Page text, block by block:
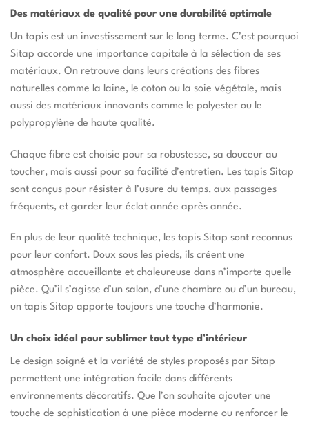
Des matériaux de qualité pour une durabilité optimale
Un tapis est un investissement sur le long terme. C’est pourquoi
Sitap accorde une importance capitale à la sélection de ses
matériaux. On retrouve dans leurs créations des fibres
naturelles comme la laine, le coton ou la soie végétale, mais
aussi des matériaux innovants comme le polyester ou le
polypropylène de haute qualité.
Chaque fibre est choisie pour sa robustesse, sa douceur au
toucher, mais aussi pour sa facilité d’entretien. Les tapis Sitap
sont conçus pour résister à l’usure du temps, aux passages
fréquents, et garder leur éclat année après année.
En plus de leur qualité technique, les tapis Sitap sont reconnus
pour leur confort. Doux sous les pieds, ils créent une
atmosphère accueillante et chaleureuse dans n’importe quelle
pièce. Qu’il s’agisse d’un salon, d’une chambre ou d’un bureau,
un tapis Sitap apporte toujours une touche d’harmonie.
Un choix idéal pour sublimer tout type d’intérieur
Le design soigné et la variété de styles proposés par Sitap
permettent une intégration facile dans différents
environnements décoratifs. Que l’on souhaite ajouter une
touche de sophistication à une pièce moderne ou renforcer le